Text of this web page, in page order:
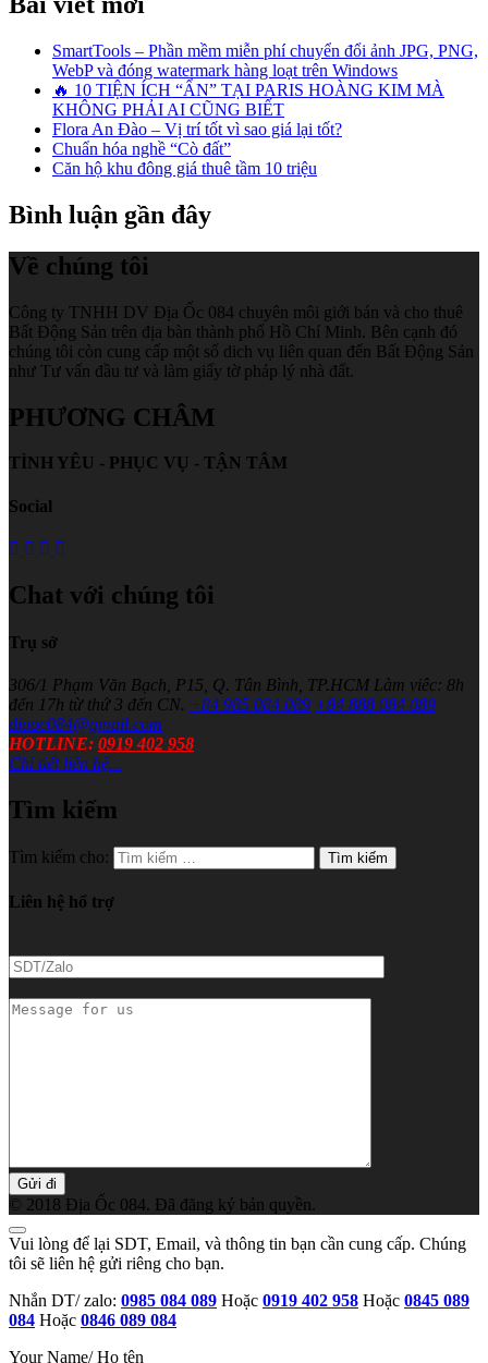
SmartTools – Phần mềm miễn phí chuyển đổi ảnh JPG, PNG,
WebP và đóng watermark hàng loạt trên Windows
🔥 10 TIỆN ÍCH “ẨN” TẠI PARIS HOÀNG KIM MÀ
KHÔNG PHẢI AI CŨNG BIẾT
Flora An Đào – Vị trí tốt vì sao giá lại tốt?
Chuẩn hóa nghề “Cò đất”
Căn hộ khu đông giá thuê tầm 10 triệu
Bình luận gần đây
Về chúng tôi
Công ty TNHH DV Địa Ốc 084 chuyên môi giới bán và cho thuê
Bất Động Sản trên địa bàn thành phố Hồ Chí Minh. Bên cạnh đó
chúng tôi còn cung cấp một số dich vụ liên quan đến Bất Động Sản
như Tư vấn đầu tư và làm giấy tờ pháp lý nhà đất.
PHƯƠNG CHÂM
TÌNH YÊU - PHỤC VỤ - TẬN TÂM
Social
Chat với chúng tôi
Trụ sở
306/1 Phạm Văn Bạch, P15, Q. Tân Bình, TP.HCM Làm viêc: 8h
đến 17h từ thứ 3 đến CN. +84 985 084 089 +84 888 084 089
diaoc084@gmail.com
HOTLINE: 0919 402 958
Chi tiết liên hệ...
Tìm kiếm
Tìm kiếm cho:
Liên hệ hổ trợ
Zalo
for
© 2018 Địa Ốc 084. Đã đăng ký bản quyền.
Vui lòng để lại SDT, Email, và thông tin bạn cần cung cấp. Chúng
tôi sẽ liên hệ gửi riêng cho bạn.
Nhắn DT/ zalo: 0985 084 089 Hoặc 0919 402 958 Hoặc 0845 089
084 Hoặc 0846 089 084
Your Name/ Họ tên